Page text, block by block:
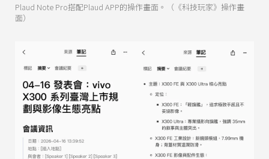
Plaud Note Pro搭配Plaud APP的操作畫面。（《科技玩家》操作畫
面）